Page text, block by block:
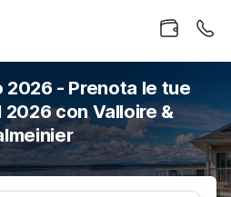
2026 - Prenota le tue
con Valloire &